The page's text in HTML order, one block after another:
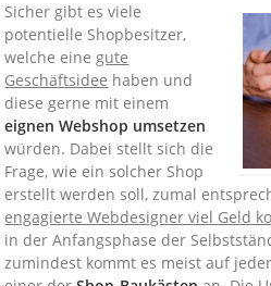
Sicher gibt es viele
potentielle Shopbesitzer,
welche einegute
Geschäftsidee haben und
diese gerne mit einem
eignen Webshop umsetzen
würden. Dabei stellt sich die
Frage, wie ein solcher Shop
erstellt werden soll, zumal
engagierte Webdesigner viel Geld
in der Anfangsphase der
zumindest kommt es meist auf